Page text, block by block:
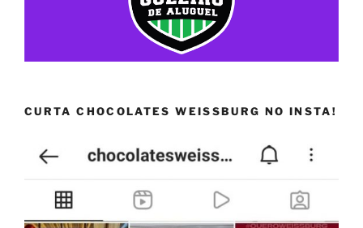
CURTA CHOCOLATES WEISSBURG NO INSTA!